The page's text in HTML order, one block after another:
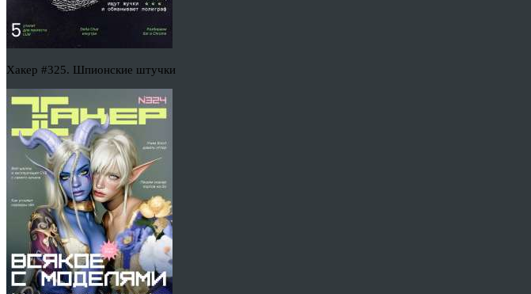
Хакер #325. Шпионские штучки